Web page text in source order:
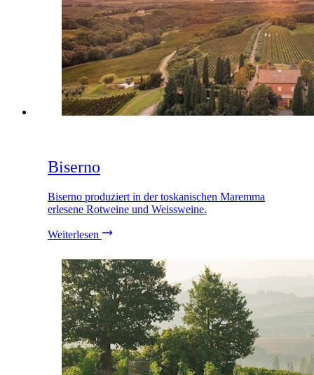
Biserno
Biserno produziert in der toskanischen Maremma
erlesene Rotweine und Weissweine.
Weiterlesen